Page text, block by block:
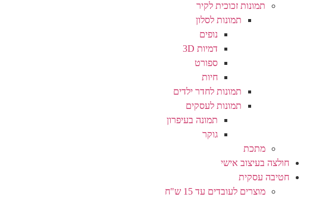
תמונות זכוכית לקיר
תמונות לסלון
נופים
דמיות 3D
ספורט
חיות
תמונות לחדר ילדים
תמונות לעסקים
תמונה בעיפרון
גוקר
מתכת
חולצה בעיצוב אישי
חטיבה עסקית
מוצרים לעובדים עד 15 ש"ח